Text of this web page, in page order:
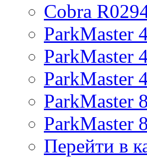
Cobra
ParkMaster
ParkMaster
ParkMaster
ParkMaster
ParkMaster
Перейти в